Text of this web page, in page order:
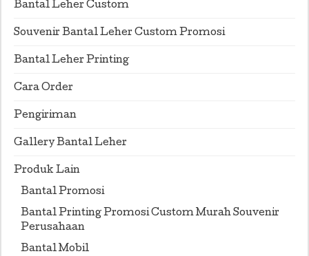
Bantal Leher Custom
Souvenir Bantal Leher Custom Promosi
Bantal Leher Printing
Cara Order
Pengiriman
Gallery Bantal Leher
Produk Lain
Bantal Promosi
Bantal Printing Promosi Custom Murah Souvenir
Perusahaan
Bantal Mobil